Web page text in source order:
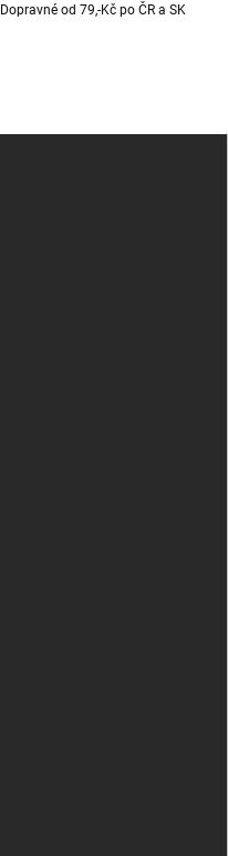
Dopravné od 79,-Kč po ČR a SK